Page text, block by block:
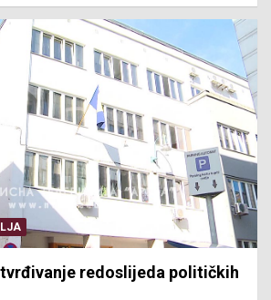
redoslijeda političkih